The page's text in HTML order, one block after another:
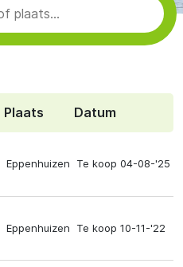
Plaats Datum
Eppenhuizen Te koop 04-08-'25
Eppenhuizen Te koop 10-11-'22